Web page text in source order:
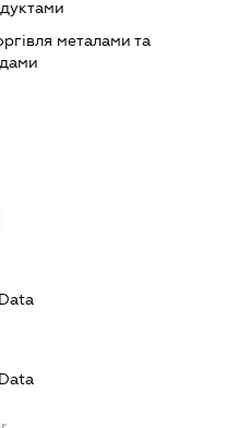
металами та